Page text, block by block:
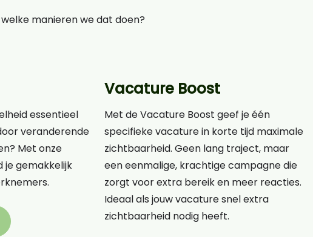
manieren we dat doen?
essentieel
veranderende
Met onze
je gemakkelijk
Vacature Boost
Met de Vacature Boost geef je één
specifieke vacature in korte tijd maximale
zichtbaarheid. Geen lang traject, maar
een eenmalige, krachtige campagne die
zorgt voor extra bereik en meer reacties.
Ideaal als jouw vacature snel extra
zichtbaarheid nodig heeft.